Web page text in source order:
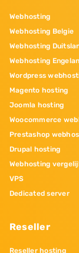
Webhosting
Webhosting Belgie
Webhosting
Webhosting
Wordpress
Magento hosting
Joomla hosting
Woocommerce
Prestashop
Drupal hosting
Webhosting
VPS
Dedicated server
Reseller
Reseller hosting